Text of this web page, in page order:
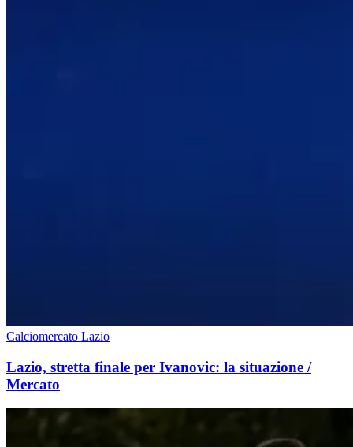
Calciomercato Lazio
Lazio, stretta finale per Ivanovic: la situazione /
Mercato